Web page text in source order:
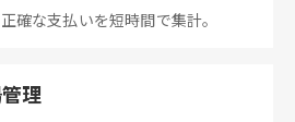
確な支払いを短時間で集計。
理